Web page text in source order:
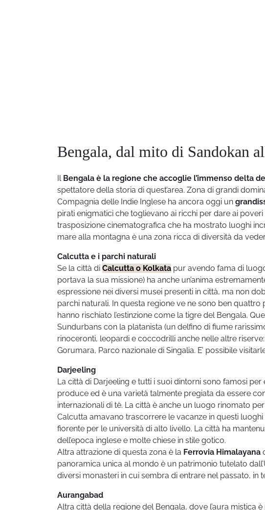
Bengala, dal mito di Sandokan
Il Bengala è la regione che accoglie l’immenso delta
spettatore della storia di quest’area. Zona di grandi
Compagnia delle Indie Inglese ha ancora oggi un
pirati enigmatici che toglievano ai ricchi per dare ai
trasposizione cinematografica che ha mostrato luoghi
mare alla montagna è una zona ricca di diversità da
Calcutta e i parchi naturali
Se la città di Calcutta o Kolkata pur avendo fama di
portava la sua missione) ha anche un’anima
espressione nei diversi musei presenti in città, ma non
parchi naturali. In questa regione ve ne sono ben
hanno rischiato l’estinzione come la tigre del Bengala.
Sundurbans con la platanista (un delfino di fiume
rinoceronti, leopardi e coccodrilli anche nelle altre
Gorumara, Parco nazionale di Singalia. E’ possibile
Darjeeling
La città di Darjeeling e tutti i suoi dintorni sono famosi
produce ed è una varietà talmente pregiata da essere
internazionali di tè. La città è anche un luogo rinomato
Calcutta amavano trascorrere le vacanze in questi
fiorente per le università di alto livello. La città ha
dell’epoca inglese e molte chiese in stile gotico.
Altra attrazione di questa zona è la Ferrovia Himalayana
panoramica unica al mondo è un patrimonio tutelato
diversi monasteri in cui sembra di entrare nel passato, in
Aurangabad
Altra città della regione del Bengala, dove l’aura mistica